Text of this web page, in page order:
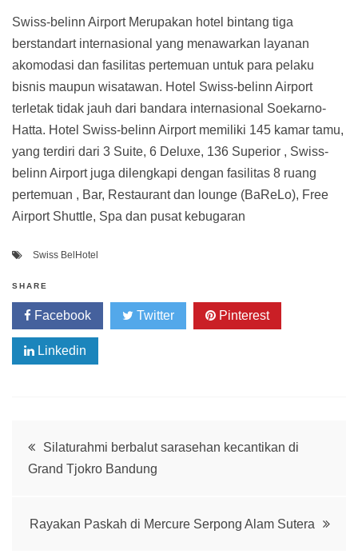
Swiss-belinn Airport Merupakan hotel bintang tiga
berstandart internasional yang menawarkan layanan
akomodasi dan fasilitas pertemuan untuk para pelaku
bisnis maupun wisatawan. Hotel Swiss-belinn Airport
terletak tidak jauh dari bandara internasional Soekarno-
Hatta. Hotel Swiss-belinn Airport memiliki 145 kamar tamu,
yang terdiri dari 3 Suite, 6 Deluxe, 136 Superior , Swiss-
belinn Airport juga dilengkapi dengan fasilitas 8 ruang
pertemuan , Bar, Restaurant dan lounge (BaReLo), Free
Airport Shuttle, Spa dan pusat kebugaran
Swiss BelHotel
SHARE
Facebook Twitter Pinterest
Linkedin
Post
navigation
Silaturahmi berbalut sarasehan kecantikan di
Grand Tjokro Bandung
Rayakan Paskah di Mercure Serpong Alam Sutera